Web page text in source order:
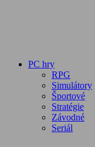
PC hry
RPG
Simulátory
Športové
Stratégie
Závodné
Seriál